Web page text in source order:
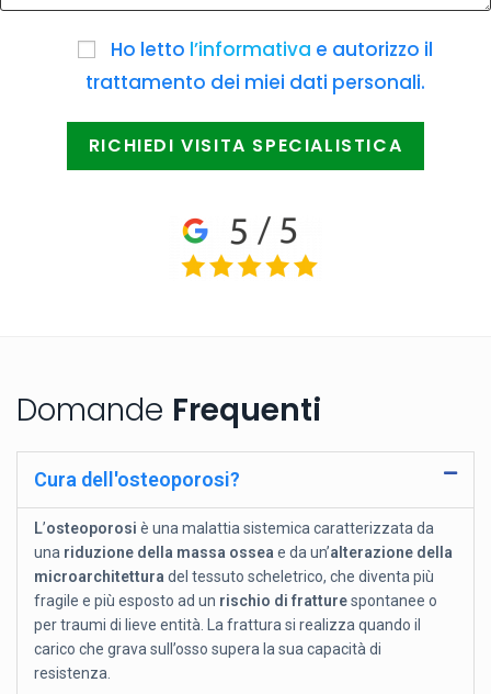
Ho letto l’informativa e autorizzo il
trattamento dei miei dati personali.
Domande Frequenti
Cura dell'osteoporosi?
L’osteoporosi è una malattia sistemica caratterizzata da
una riduzione della massa ossea e da un’alterazione della
microarchitettura del tessuto scheletrico, che diventa più
fragile e più esposto ad un rischio di fratturespontanee o
per traumi di lieve entità. La frattura si realizza quando il
carico che grava sull’osso supera la sua capacità di
resistenza.